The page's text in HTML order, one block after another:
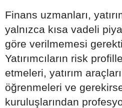
Finans uzmanları,
yalnızca kısa vadeli
göre verilmemesi
Yatırımcıların risk
etmeleri, yatırım
öğrenmeleri ve
kuruluşlarından